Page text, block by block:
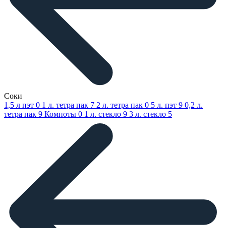
Соки
1,5 л пэт 0 1 л. тетра пак 7 2 л. тетра пак 0 5 л. пэт 9 0,2 л.
тетра пак 9 Компоты 0 1 л. стекло 9 3 л. стекло 5